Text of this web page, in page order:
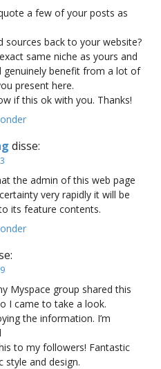
a few of your posts as
sources back to your website?
same niche as yours and
genuinely benefit from a lot of
present here.
if this ok with you. Thanks!
disse:
the admin of this web page
very rapidly it will be
its feature contents.
Myspace group shared this
I came to take a look.
the information. I’m
to my followers! Fantastic
style and design.